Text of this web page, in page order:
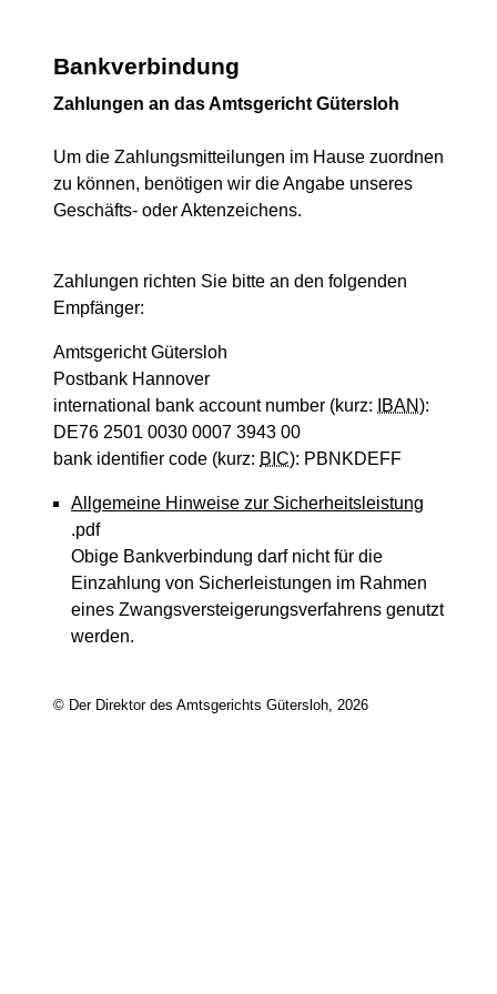
Bankverbindung
Zahlungen an das Amtsgericht Gütersloh
Um die Zahlungsmitteilungen im Hause zuordnen
zu können, benötigen wir die Angabe unseres
Geschäfts- oder Aktenzeichens.
Zahlungen richten Sie bitte an den folgenden
Empfänger:
Amtsgericht Gütersloh
Postbank Hannover
international bank account number (kurz: IBAN):
DE76 2501 0030 0007 3943 00
bank identifier code (kurz: BIC): PBNKDEFF
Allgemeine Hinweise zur Sicherheitsleistung
.pdf
Obige Bankverbindung darf nicht für die
Einzahlung von Sicherleistungen im Rahmen
eines Zwangsversteigerungsverfahrens genutzt
werden.
© Der Direktor des Amtsgerichts Gütersloh, 2026